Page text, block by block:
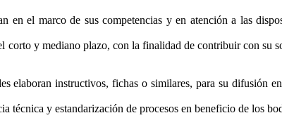
el marco de sus competencias y en atención a las
y mediano plazo, con la finalidad de contribuir con su
elaboran instructivos, fichas o similares, para su difusión
técnica y estandarización de procesos en beneficio de los